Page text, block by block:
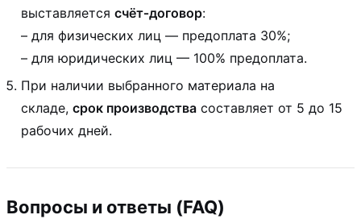
выставляется счёт‑договор:
– для физических лиц — предоплата 30%;
– для юридических лиц — 100% предоплата.
При наличии выбранного материала на
складе, срок производства составляет от 5 до 15
рабочих дней.
Вопросы и ответы (FAQ)